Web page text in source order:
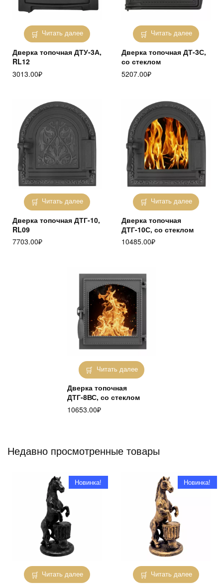
Читать далее
Дверка топочная ДТУ-3А,
RL12
3013.00₽
Читать далее
Дверка топочная ДТ-3С,
со стеклом
5207.00₽
Читать далее
Дверка топочная ДТГ-10,
RL09
7703.00₽
Читать далее
Дверка топочная
ДТГ-10С, со стеклом
10485.00₽
Читать далее
Дверка топочная
ДТГ-8ВС, со стеклом
10653.00₽
Недавно просмотренные товары
Читать далее
Новинка!
Читать далее
Новинка!